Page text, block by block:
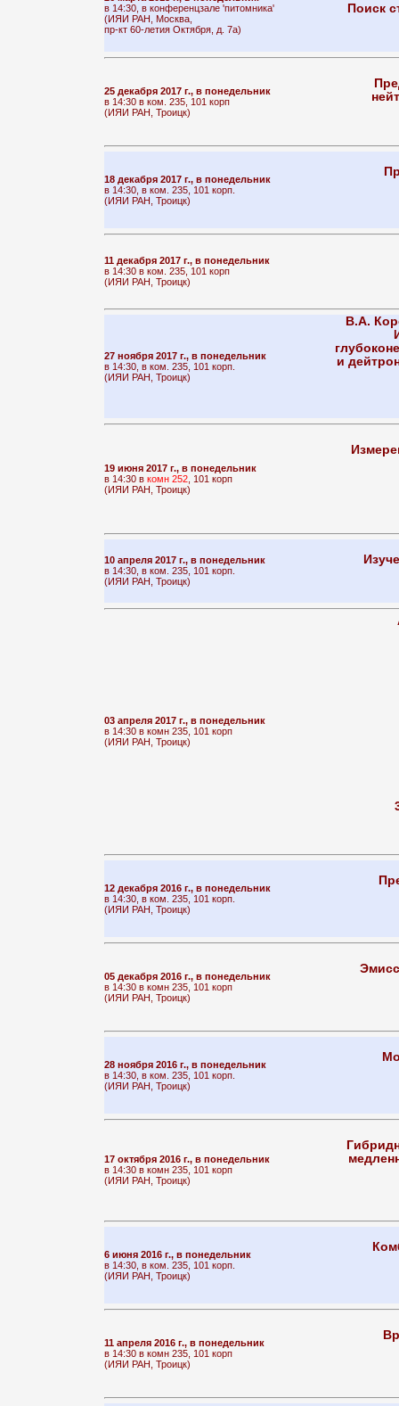
в 14:30, в конференцзале 'питомника'
(ИЯИ РАН, Москва,
пр-кт 60-летия Октября, д. 7а)
Поиск
25 декабря 2017 г., в понедельник
в 14:30 в ком. 235, 101 корп
(ИЯИ РАН, Троицк)
18 декабря 2017 г., в понедельник
в 14:30, в ком. 235, 101 корп.
(ИЯИ РАН, Троицк)
11 декабря 2017 г., в понедельник
в 14:30 в ком. 235, 101 корп
(ИЯИ РАН, Троицк)
27 ноября 2017 г., в понедельник
в 14:30, в ком. 235, 101 корп.
(ИЯИ РАН, Троицк)
В.А.
и
19 июня 2017 г., в понедельник
в 14:30 в комн 252, 101 корп
(ИЯИ РАН, Троицк)
10 апреля 2017 г., в понедельник
в 14:30, в ком. 235, 101 корп.
(ИЯИ РАН, Троицк)
03 апреля 2017 г., в понедельник
в 14:30 в комн 235, 101 корп
(ИЯИ РАН, Троицк)
12 декабря 2016 г., в понедельник
в 14:30, в ком. 235, 101 корп.
(ИЯИ РАН, Троицк)
05 декабря 2016 г., в понедельник
в 14:30 в комн 235, 101 корп
(ИЯИ РАН, Троицк)
28 ноября 2016 г., в понедельник
в 14:30, в ком. 235, 101 корп.
(ИЯИ РАН, Троицк)
17 октября 2016 г., в понедельник
в 14:30 в комн 235, 101 корп
(ИЯИ РАН, Троицк)
6 июня 2016 г., в понедельник
в 14:30, в ком. 235, 101 корп.
(ИЯИ РАН, Троицк)
11 апреля 2016 г., в понедельник
в 14:30 в комн 235, 101 корп
(ИЯИ РАН, Троицк)